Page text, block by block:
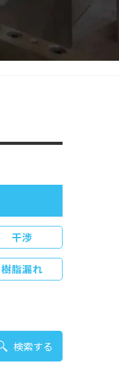
干渉
樹脂漏れ